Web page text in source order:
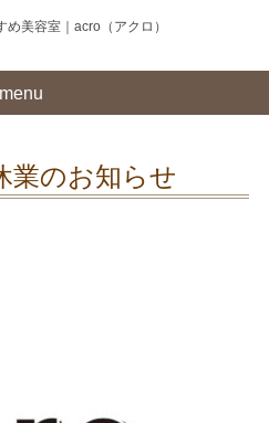
め美容室｜acro（アクロ）
menu
業のお知らせ